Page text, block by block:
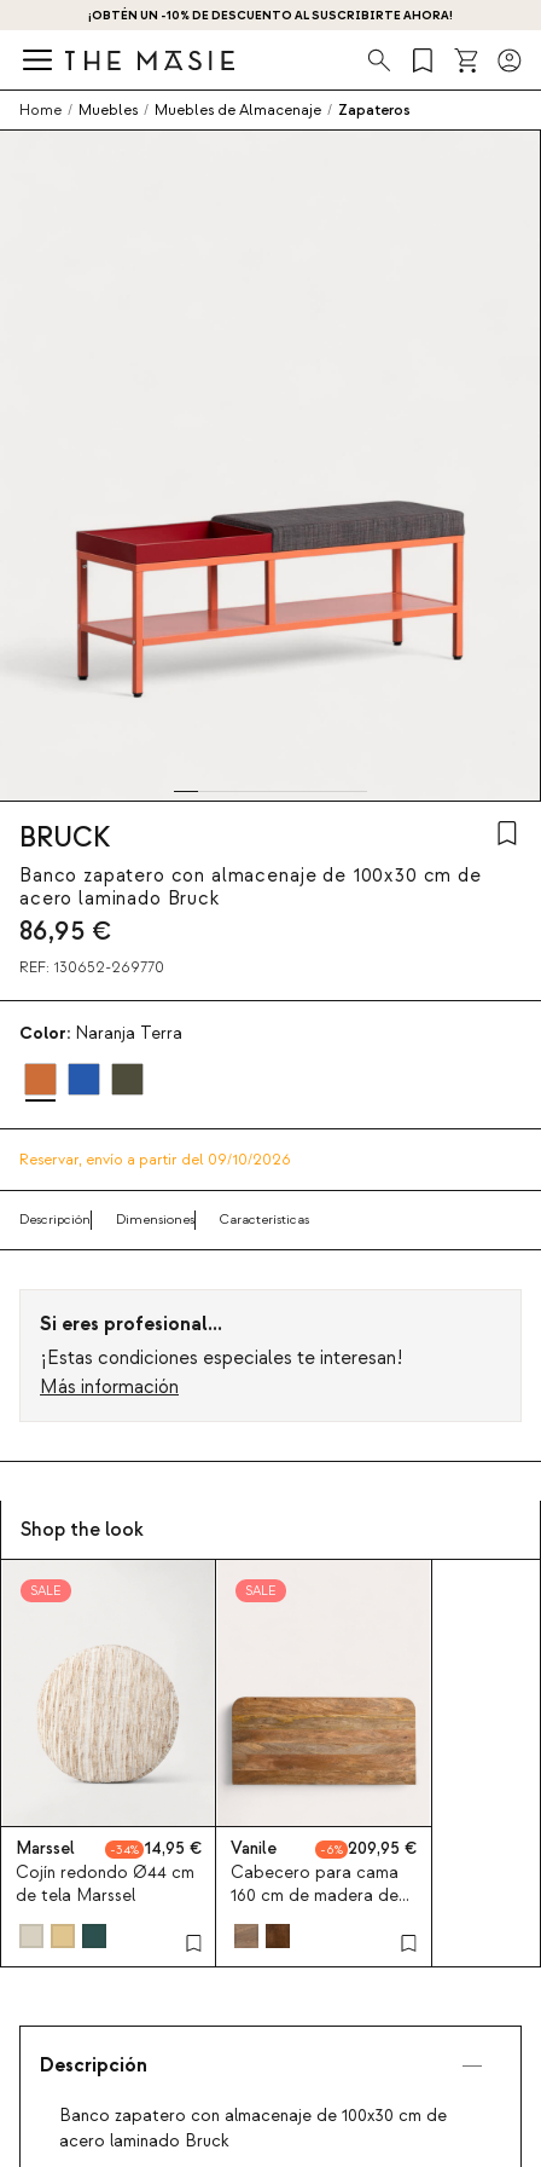
¡OBTÉN UN -10% DE DESCUENTO AL SUSCRIBIRTE AHORA!
Búsqueda
Home / Muebles / Muebles de Almacenaje / Zapateros
BRUCK
Banco zapatero con almacenaje de 100x30 cm de
acero laminado Bruck
86,95 €
REF: 130652-269770
Color: Naranja Terra
Reservar, envío a partir del 09/10/2026
Descripción Dimensiones Características
Si eres profesional...
¡Estas condiciones especiales te interesan!
Más información
Shop the look
SALE
Marssel 34
14,95
Cojín redondo Ø44 cm
de tela Marssel
SALE
Vanile 6
209,95
Cabecero para cama
160 cm de madera de
mango Vanile
Descripción
Banco zapatero con almacenaje de 100x30 cm de
acero laminado Bruck